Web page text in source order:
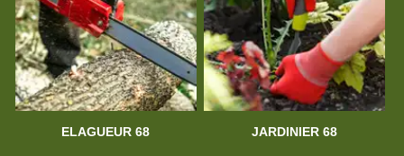
ELAGUEUR 68 JARDINIER 68